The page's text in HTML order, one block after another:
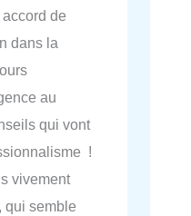
de
dans la
au
qui vont
!
vivement
qui semble